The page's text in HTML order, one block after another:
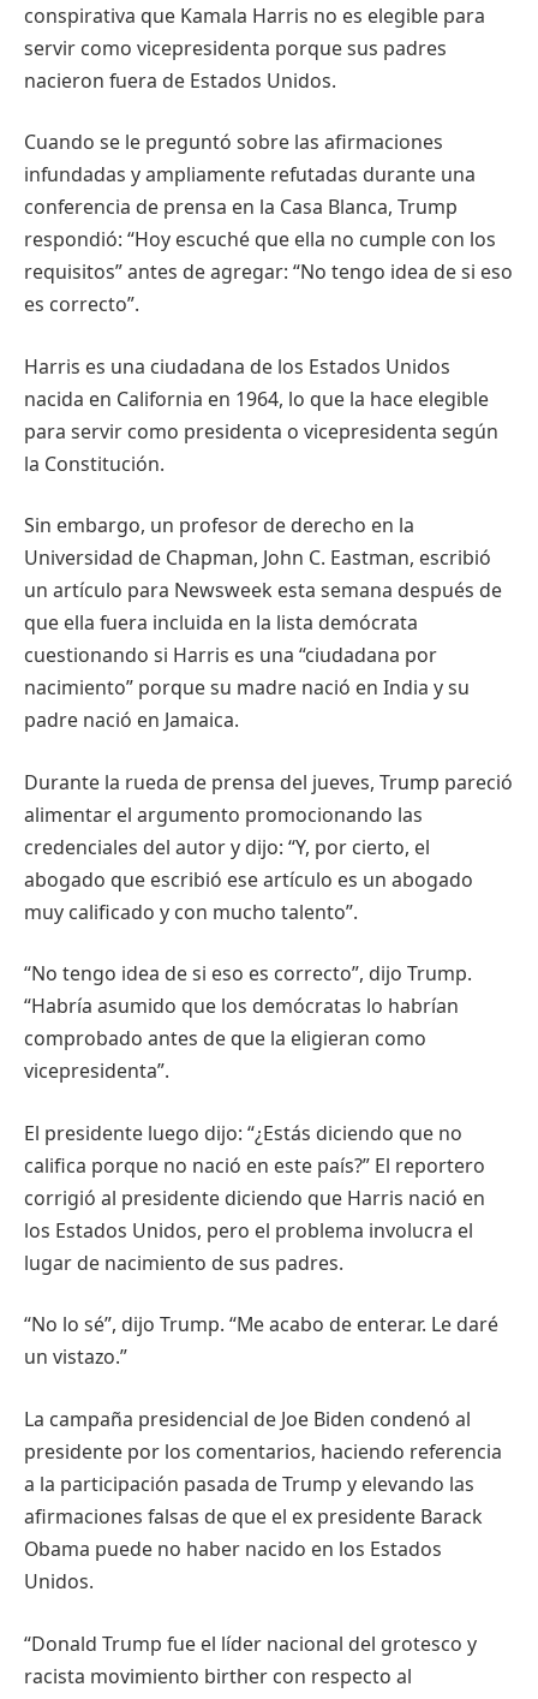
conspirativa que Kamala Harris no es elegible para
servir como vicepresidenta porque sus padres
nacieron fuera de Estados Unidos.
Cuando se le preguntó sobre las afirmaciones
infundadas y ampliamente refutadas durante una
conferencia de prensa en la Casa Blanca, Trump
respondió: “Hoy escuché que ella no cumple con los
requisitos” antes de agregar: “No tengo idea de si eso
es correcto”.
Harris es una ciudadana de los Estados Unidos
nacida en California en 1964, lo que la hace elegible
para servir como presidenta o vicepresidenta según
la Constitución.
Sin embargo, un profesor de derecho en la
Universidad de Chapman, John C. Eastman, escribió
un artículo para Newsweek esta semana después de
que ella fuera incluida en la lista demócrata
cuestionando si Harris es una “ciudadana por
nacimiento” porque su madre nació en India y su
padre nació en Jamaica.
Durante la rueda de prensa del jueves, Trump pareció
alimentar el argumento promocionando las
credenciales del autor y dijo: “Y, por cierto, el
abogado que escribió ese artículo es un abogado
muy calificado y con mucho talento”.
“No tengo idea de si eso es correcto”, dijo Trump.
“Habría asumido que los demócratas lo habrían
comprobado antes de que la eligieran como
vicepresidenta”.
El presidente luego dijo: “¿Estás diciendo que no
califica porque no nació en este país?” El reportero
corrigió al presidente diciendo que Harris nació en
los Estados Unidos, pero el problema involucra el
lugar de nacimiento de sus padres.
“No lo sé”, dijo Trump. “Me acabo de enterar. Le daré
un vistazo.”
La campaña presidencial de Joe Biden condenó al
presidente por los comentarios, haciendo referencia
a la participación pasada de Trump y elevando las
afirmaciones falsas de que el ex presidente Barack
Obama puede no haber nacido en los Estados
Unidos.
“Donald Trump fue el líder nacional del grotesco y
racista movimiento birther con respecto al